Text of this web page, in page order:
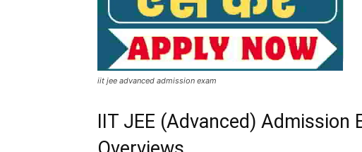
iit jee advanced admission exam
IIT JEE (Advanced) Admission